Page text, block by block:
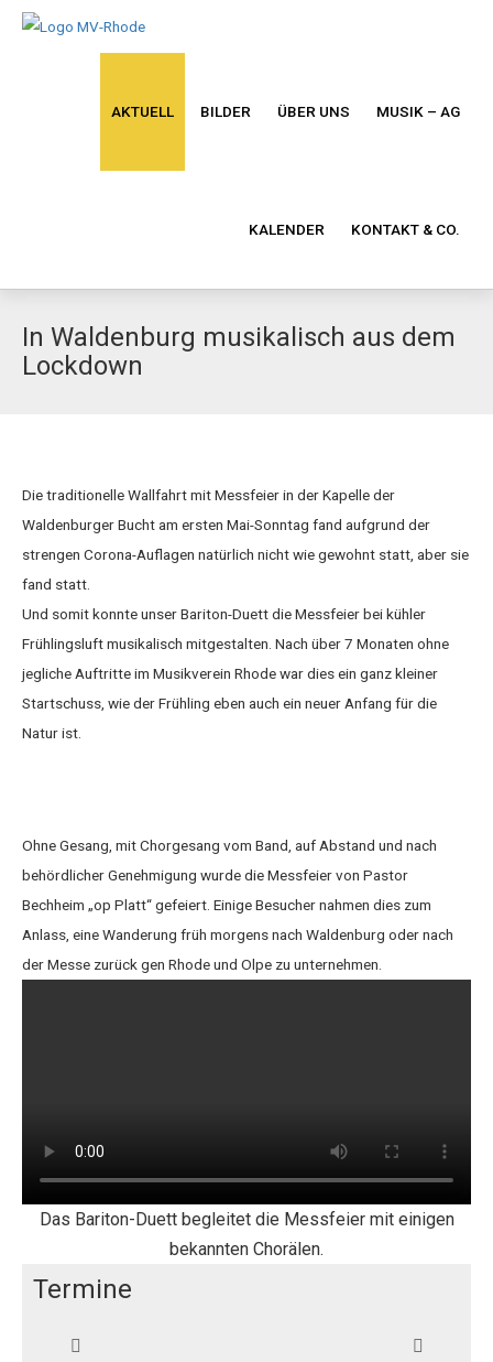
AKTUELL BILDER ÜBER UNS MUSIK – AG
KALENDER KONTAKT & CO.
In Waldenburg musikalisch aus dem
Lockdown
Die traditionelle Wallfahrt mit Messfeier in der Kapelle der
Waldenburger Bucht am ersten Mai-Sonntag fand aufgrund der
strengen Corona-Auflagen natürlich nicht wie gewohnt statt, aber sie
fand statt.
Und somit konnte unser Bariton-Duett die Messfeier bei kühler
Frühlingsluft musikalisch mitgestalten. Nach über 7 Monaten ohne
jegliche Auftritte im Musikverein Rhode war dies ein ganz kleiner
Startschuss, wie der Frühling eben auch ein neuer Anfang für die
Natur ist.
Ohne Gesang, mit Chorgesang vom Band, auf Abstand und nach
behördlicher Genehmigung wurde die Messfeier von Pastor
Bechheim „op Platt“ gefeiert. Einige Besucher nahmen dies zum
Anlass, eine Wanderung früh morgens nach Waldenburg oder nach
der Messe zurück gen Rhode und Olpe zu unternehmen.
Das Bariton-Duett begleitet die Messfeier mit einigen
bekannten Chorälen.
Termine